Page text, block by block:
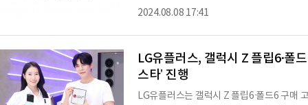
일정 관리 등에 AI 누리봇을 적용하고 있다.
예약접수도 진행한다.기존에는 AI 누리봇이
2024.08.08 17:41
LG유플러스, 갤럭시 Z 플립6·폴
스타’ 진행
LG유플러스는 갤럭시 Z 플립6·폴드6 구매